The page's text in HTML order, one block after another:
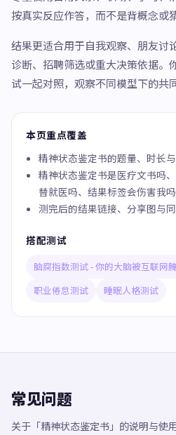
按真实反应作答，而不是背概念或
结果更适合用于自我观察、朋友讨
诊断、招聘筛选或重大决策依据。
试一起对照，观察不同模型下的共
本页重点覆盖
精神状态鉴定书的题量、时长
精神状态鉴定书是医疗文书吗
替就医吗、结果标签会伤害我吗
测完后的结果链接、分享图与
搭配测试
脑腐指数测试 - 你的大脑被互联网
职业倦怠测试
睡眠人格测试
常见问题
关于「精神状态鉴定书」的说明与使